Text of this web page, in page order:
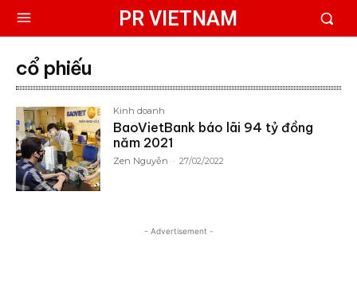
PR VIETNAM
cổ phiếu
Kinh doanh
BaoVietBank báo lãi 94 tỷ đồng
năm 2021
Zen Nguyễn - 27/02/2022
- Advertisement -